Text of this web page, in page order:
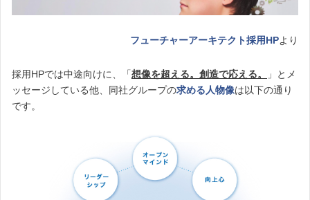
フューチャーアーキテクト採用HPより
採用HPでは中途向けに、「想像を超える。創造で応える。
」とメ
ッセージしている他、同社グループの求める人物像は以下の通り
です。